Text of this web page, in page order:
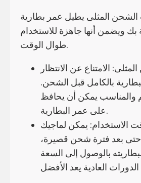
الشحن المثلى يطيل عمر بطارية
بك ويضمن أنها جاهزة للاستخدام
طوال الوقت.
الامتناع عن الانتظار
بالكامل قبل الشحن.
والمناسب يمكن أن يحافظ
على عمر البطارية.
الاستخدام: يمكن لماجيك
حتى بعد فترة شحن قصيرة،
بالوصول إلى السعة